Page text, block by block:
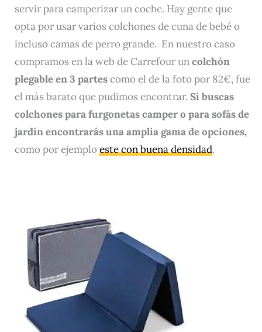
servir para camperizar un coche. Hay gente que
opta por usar varios colchones de cuna de bebé o
incluso camas de perro grande. En nuestro caso
compramos en la web de Carrefour uncolchón
plegable en 3 partescomo el de la foto por 82€, fue
el más barato que pudimos encontrar. Si buscas
colchones para furgonetas camper o para sofás de
jardín encontrarás una amplia gama de opciones,
como por ejemploeste con buena densidad.